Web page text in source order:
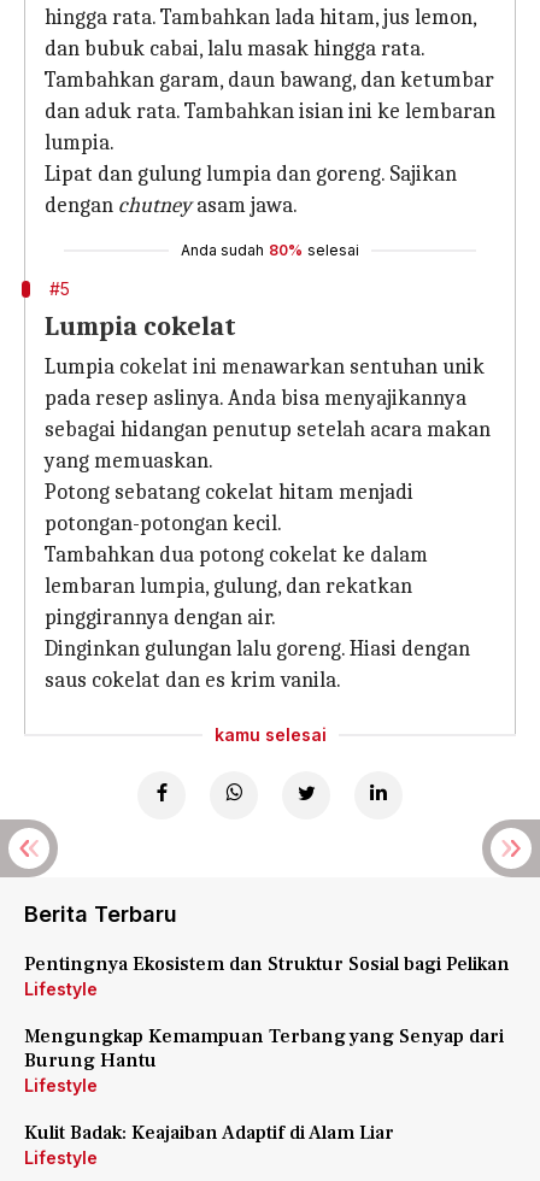
hingga rata. Tambahkan lada hitam, jus lemon,
dan bubuk cabai, lalu masak hingga rata.
Tambahkan garam, daun bawang, dan ketumbar
dan aduk rata. Tambahkan isian ini ke lembaran
lumpia.
Lipat dan gulung lumpia dan goreng. Sajikan
dengan chutneyasam jawa.
Anda sudah 80% selesai
#5
Lumpia cokelat
Lumpia cokelat ini menawarkan sentuhan unik
pada resep aslinya. Anda bisa menyajikannya
sebagai hidangan penutup setelah acara makan
yang memuaskan.
Potong sebatang cokelat hitam menjadi
potongan-potongan kecil.
Tambahkan dua potong cokelat ke dalam
lembaran lumpia, gulung, dan rekatkan
pinggirannya dengan air.
Dinginkan gulungan lalu goreng. Hiasi dengan
saus cokelat dan es krim vanila.
kamu selesai
Berita Terbaru
Pentingnya Ekosistem dan Struktur Sosial bagi Pelikan
Lifestyle
Mengungkap Kemampuan Terbang yang Senyap dari
Burung Hantu
Lifestyle
Kulit Badak: Keajaiban Adaptif di Alam Liar
Lifestyle